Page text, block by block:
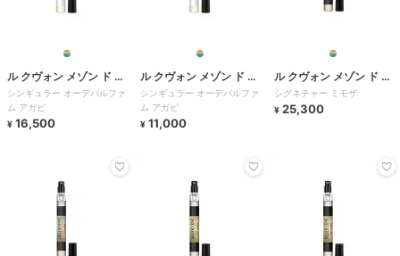
ル クヴォン メゾン ド パ
ルファム
シンギュラー オーデパルファ
ム アガピ
¥ 16,500
ル クヴォン メゾン ド パ
ルファム
シンギュラー オーデパルファ
ム アガピ
¥ 11,000
ル クヴォン メゾン ド パ
ルファム
シグネチャー ミモザ
¥ 25,300